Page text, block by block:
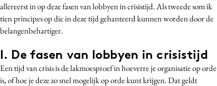
PR
Programmatic
Purpose Marketing
Reputatie & crisis
allereerst in op deze fasen van lobbyen in crisistijd. Als tweede som ik
tien principes op die in deze tijd gehanteerd kunnen worden door de
belangenbehartiger.
I. De fasen van lobbyen in crisistijd
Een tijd van crisis is de lakmoesproef in hoeverre je organisatie op orde
is, of hoe je deze zo snel mogelijk op orde kunt krijgen. Dat geldt